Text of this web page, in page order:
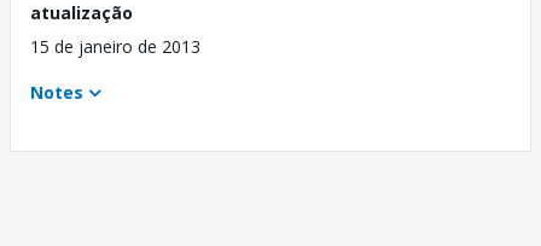
atualização
15 de janeiro de 2013
Notes